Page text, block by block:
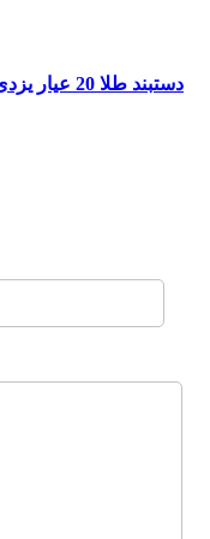
دستبند طلا 20 عیار یزدی نیم ماه کد 48